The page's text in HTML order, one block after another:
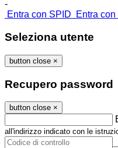
-
Entra con SPID
Entra con
Seleziona utente
button close ×
Recupero password
button close ×
all'indirizzo indicato con le